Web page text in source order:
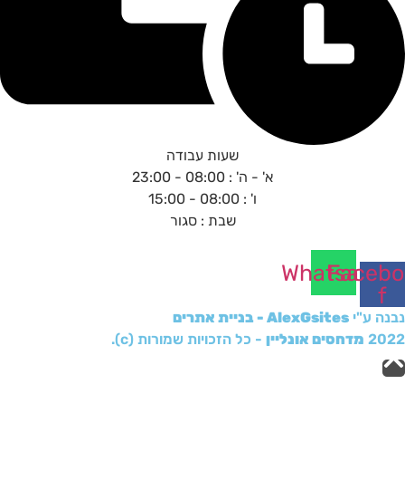
שעות עבודה
א' - ה' : 08:00 - 23:00
ו' : 08:00 - 15:00
שבת : סגור
f
Whatsapp
נבנה ע"י AlexGsites - בניית אתרים
2022 מדחסים אונליין - כל הזכויות שמורות (c).